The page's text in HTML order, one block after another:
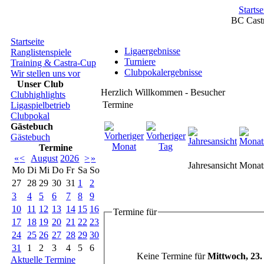
BC
Startseite
Ranglistenspiele
Training & Castra-Cup
Wir stellen uns vor
Unser Club
Clubhighlights
Ligaspielbetrieb
Clubpokal
Gästebuch
Gästebuch
Termine
«< August 2026 >»
Mo Di Mi Do Fr Sa So
27
28 29 30 31 1
2
3
4 5 6 7 8
9
10
11 12 13 14 15 16
17
18 19 20 21 22 23
24
25 26 27 28 29 30
31
1 2 3 4 5
6
Aktuelle Termine
Ligaergebnisse
Turniere
Clubpokalergebnisse
Herzlich Willkommen - Besucher
Termine
Jahresansicht
Termine für
Keine Termine fürMittwoch,